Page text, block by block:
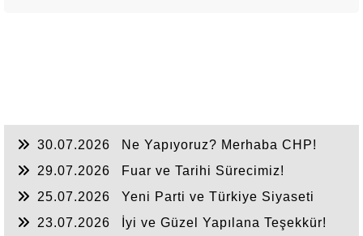
30.07.2026
Ne Yapıyoruz? Merhaba CHP!
29.07.2026
Fuar ve Tarihi Sürecimiz!
25.07.2026
Yeni Parti ve Türkiye Siyaseti
23.07.2026
İyi ve Güzel Yapılana Teşekkür!